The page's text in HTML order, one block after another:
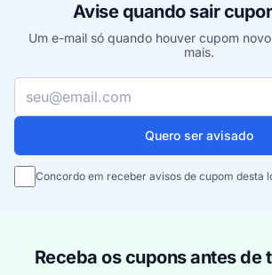
Avise quando sair
Um e-mail só quando houver cupom
mais.
Quero ser avisado
Concordo em receber avisos de cupom desta
Receba os cupons antes de